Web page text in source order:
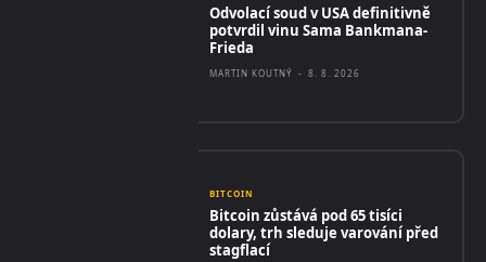
Odvolací soud v USA definitivně
potvrdil vinu Sama Bankmana-
Frieda
MARTIN KOUTNÝ - 8. 8. 2026
BITCOIN
Bitcoin zůstává pod 65 tisíci
dolary, trh sleduje varování před
stagflací